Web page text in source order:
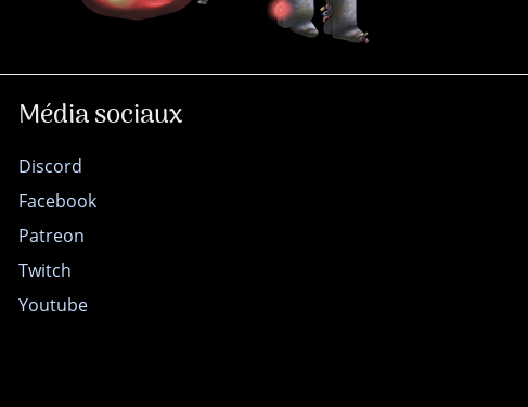
Média sociaux
Discord
Facebook
Patreon
Twitch
Youtube